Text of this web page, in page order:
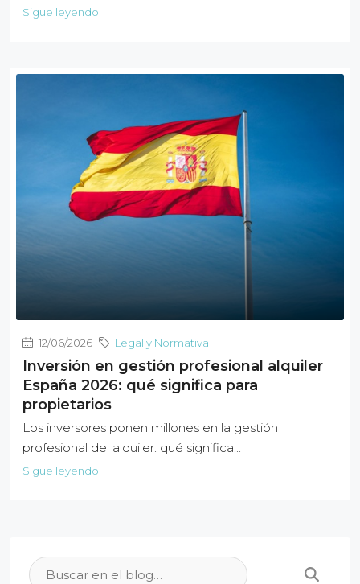
Sigue leyendo
12/06/2026 Legal y Normativa
Inversión en gestión profesional alquiler
España 2026: qué significa para
propietarios
Los inversores ponen millones en la gestión
profesional del alquiler: qué significa...
Sigue leyendo